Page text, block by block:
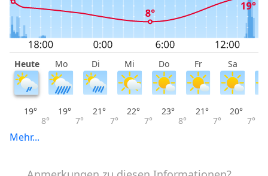
Heute Mo Di Mi Do Fr Sa
19°
8°
19°
7°
21°
7°
22°
7°
23°
8°
21°
7°
20°
7°
Mehr...